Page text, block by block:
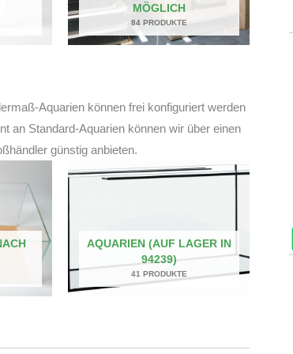
MÖGLICH
84 PRODUKTE
Aquarien können frei konfiguriert werden
an Standard-Aquarien können wir über einen
günstig anbieten.
AQUARIEN (AUF LAGER IN
94239)
41 PRODUKTE